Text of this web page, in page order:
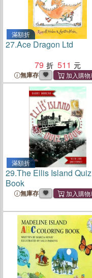
滿額折
27.Ace Dragon Ltd
79
511
無庫存
滿額折
29.The Ellis Island Quiz
Book
無庫存